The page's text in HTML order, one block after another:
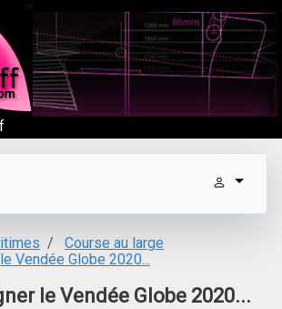
Course au large
Vendée Globe 2020...
le Vendée Globe 2020...